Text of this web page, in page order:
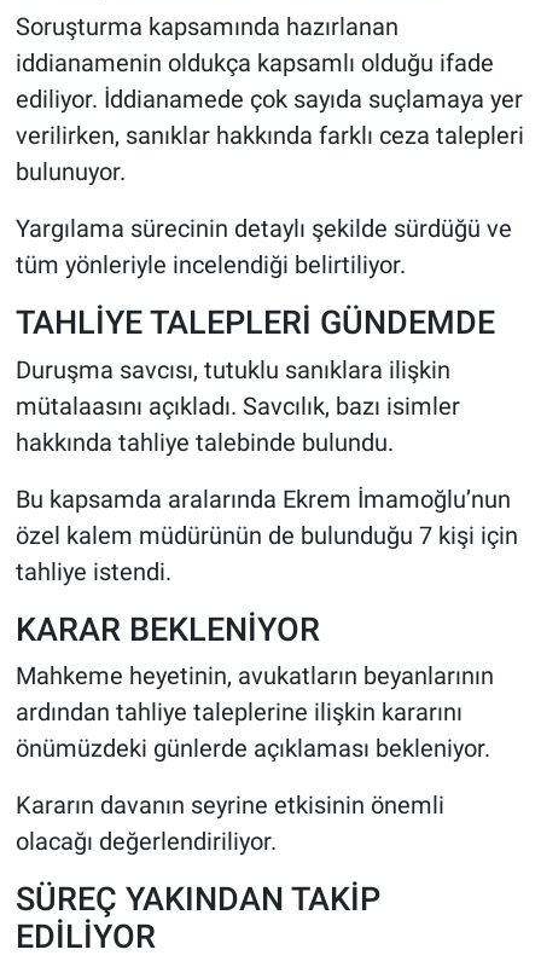
Soruşturma kapsamında hazırlanan
iddianamenin oldukça kapsamlı olduğu ifade
ediliyor. İddianamede çok sayıda suçlamaya yer
verilirken, sanıklar hakkında farklı ceza talepleri
bulunuyor.
Yargılama sürecinin detaylı şekilde sürdüğü ve
tüm yönleriyle incelendiği belirtiliyor.
TAHLİYE TALEPLERİ GÜNDEMDE
Duruşma savcısı, tutuklu sanıklara ilişkin
mütalaasını açıkladı. Savcılık, bazı isimler
hakkında tahliye talebinde bulundu.
Bu kapsamda aralarında Ekrem İmamoğlu’nun
özel kalem müdürünün de bulunduğu 7 kişi için
tahliye istendi.
KARAR BEKLENİYOR
Mahkeme heyetinin, avukatların beyanlarının
ardından tahliye taleplerine ilişkin kararını
önümüzdeki günlerde açıklaması bekleniyor.
Kararın davanın seyrine etkisinin önemli
olacağı değerlendiriliyor.
SÜREÇ YAKINDAN TAKİP
EDİLİYOR